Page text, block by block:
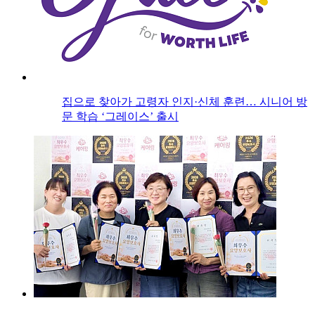
집으로 찾아가 고령자 인지·신체 훈련… 시니어 방
문 학습 ‘그레이스’ 출시